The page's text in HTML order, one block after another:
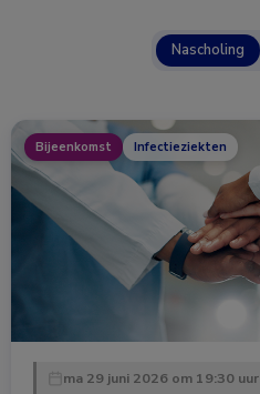
Nascholing
Bijeenkomst Infectieziekten
ma 29 juni 2026 om 19:30 uur